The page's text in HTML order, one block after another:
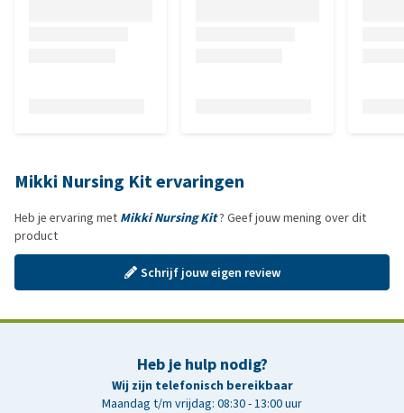
Mikki Nursing Kit ervaringen
Heb je ervaring met Mikki Nursing Kit? Geef jouw mening over dit
product
Schrijf jouw eigen review
Heb je hulp nodig?
Wij zijn telefonisch bereikbaar
Maandag t/m vrijdag: 08:30 - 13:00 uur